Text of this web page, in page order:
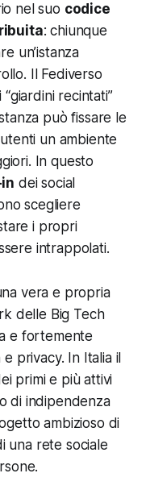
nel suo codice
: chiunque
un’istanza
Il Fediverso
recintati”
può fissare le
un ambiente
In questo
dei social
scegliere
i propri
intrappolati.
vera e propria
delle Big Tech
e fortemente
privacy. In Italia il
primi e più attivi
di indipendenza
ambizioso di
una rete sociale